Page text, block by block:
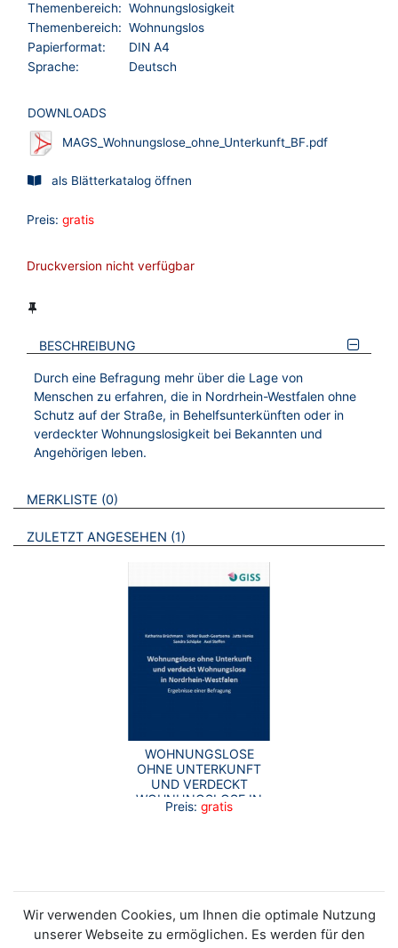
Themenbereich: Wohnungslosigkeit
Themenbereich: Wohnungslos
Papierformat:
DIN A4
Sprache:
Deutsch
DOWNLOADS
MAGS_Wohnungslose_ohne_Unterkunft_BF.pdf
als Blätterkatalog öffnen
Preis: gratis
Druckversion nicht verfügbar
BESCHREIBUNG
Durch eine Befragung mehr über die Lage von
Menschen zu erfahren, die in Nordrhein-Westfalen ohne
Schutz auf der Straße, in Behelfsunterkünften oder in
verdeckter Wohnungslosigkeit bei Bekannten und
Angehörigen leben.
VERWEISE AUF VERMERKTE- ODER ZULETZT ANGESEHENE
MERKLISTE 0 BROSCHÜREN
ZULETZT ANGESEHEN 1 BROSCHÜREN
WOHNUNGSLOSE
OHNE UNTERKUNFT
UND VERDECKT
WOHNUNGSLOSE IN
NRW
Preis: gratis
Wir verwenden Cookies, um Ihnen die optimale Nutzung
unserer Webseite zu ermöglichen. Es werden für den